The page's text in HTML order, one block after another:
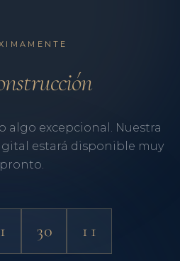
algo excepcional. Nuestra
estará disponible muy
pronto.
30 11